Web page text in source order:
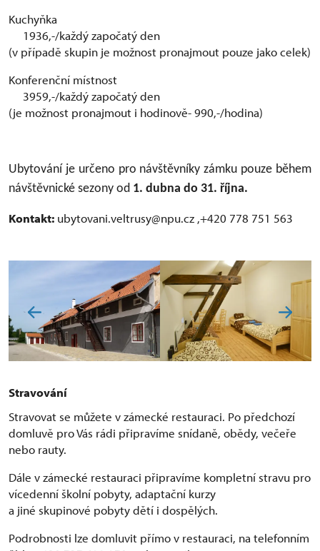
Kuchyňka
1936,-/každý započatý den
(v případě skupin je možnost pronajmout pouze jako celek)
Konferenční místnost
3959,-/každý započatý den
(je možnost pronajmout i hodinově- 990,-/hodina)
Ubytování je určeno pro návštěvníky zámku pouze během
návštěvnické sezony od 1. dubna do 31. října.
Kontakt: ubytovani.veltrusy@npu.cz ,+420 778 751 563
Stravování
Stravovat se můžete v zámecké restauraci. Po předchozí
domluvě pro Vás rádi připravíme snídaně, obědy, večeře
nebo rauty.
Dále v zámecké restauraci připravíme kompletní stravu pro
vícedenní školní pobyty, adaptační kurzy
a jiné skupinové pobyty dětí i dospělých.
Podrobnosti lze domluvit přímo v restauraci, na telefonním